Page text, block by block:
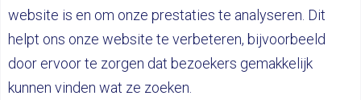
website is en om onze prestaties te analyseren. Dit
helpt ons onze website te verbeteren, bijvoorbeeld
door ervoor te zorgen dat bezoekers gemakkelijk
kunnen vinden wat ze zoeken.